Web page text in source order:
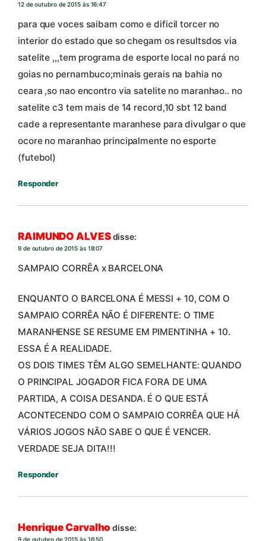
12 de outubro de 2015 às 16:47
para que voces saibam como e dificil torcer no
interior do estado que so chegam os resultsdos via
satelite ,,,tem programa de esporte local no pará no
goias no pernambuco;minais gerais na bahia no
ceara ,so nao encontro via satelite no maranhao.. no
satelite c3 tem mais de 14 record,10 sbt 12 band
cade a representante maranhese para divulgar o que
ocore no maranhao principalmente no esporte
(futebol)
Responder
RAIMUNDO ALVESdisse:
9 de outubro de 2015 às 18:07
SAMPAIO CORRÊA x BARCELONA
ENQUANTO O BARCELONA É MESSI + 10, COM O
SAMPAIO CORRÊA NÃO É DIFERENTE: O TIME
MARANHENSE SE RESUME EM PIMENTINHA + 10.
ESSA É A REALIDADE.
OS DOIS TIMES TÊM ALGO SEMELHANTE: QUANDO
O PRINCIPAL JOGADOR FICA FORA DE UMA
PARTIDA, A COISA DESANDA. É O QUE ESTÁ
ACONTECENDO COM O SAMPAIO CORRÊA QUE HÁ
VÁRIOS JOGOS NÃO SABE O QUE É VENCER.
VERDADE SEJA DITA!!!
Responder
Henrique Carvalho disse:
9 de outubro de 2015 às 16:50